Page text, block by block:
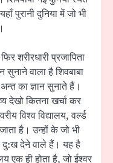
पुरानी दुनिया में जो भी
शरीरधारी प्रजापिता
सुनाने वाला है शिवबाबा
का ज्ञान सुनाते हैं।
देखो कितना खर्चा कर
विश्व विद्यालय, वर्ल्ड
है। उन्हों के जो भी
देने वाले हैं। यह है
एक ही होता है, जो ईश्वर